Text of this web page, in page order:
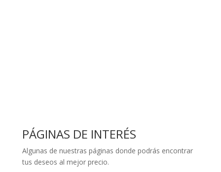
PÁGINAS DE INTERÉS
Algunas de nuestras páginas donde podrás encontrar
tus deseos al mejor precio.